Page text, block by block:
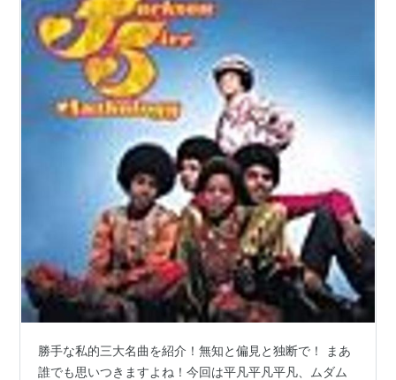
勝手な私的三大名曲を紹介！無知と偏見と独断で！ まあ
誰でも思いつきますよね！今回は平凡平凡平凡、ムダム